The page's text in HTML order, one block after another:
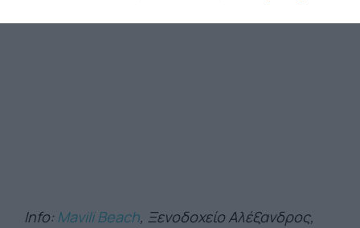
Info: Mavili Beach, Ξενοδοχείο Αλέξανδρος,